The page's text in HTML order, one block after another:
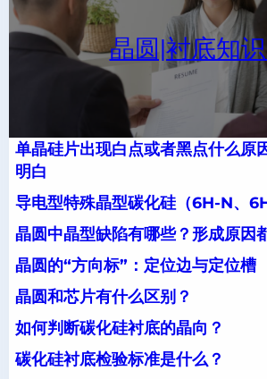
晶圆|衬底知
单晶硅片出现白点或者黑点什么原
明白
导电型特殊晶型碳化硅（6H-N、
晶圆中晶型缺陷有哪些？形成原因
晶圆的“方向标”：定位边与定位槽
晶圆和芯片有什么区别？
如何判断碳化硅衬底的晶向？
碳化硅衬底检验标准是什么？